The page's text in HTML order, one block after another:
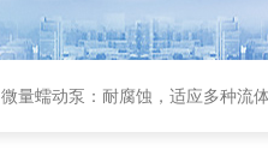
微量蠕动泵：耐腐蚀，适应多种流